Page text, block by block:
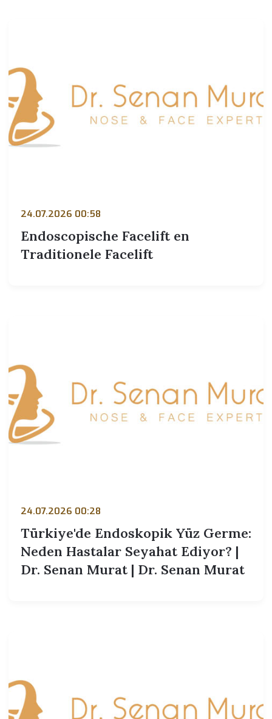
24.07.2026 00:58
Endoscopische Facelift en
Traditionele Facelift
24.07.2026 00:28
Türkiye'de Endoskopik Yüz Germe:
Neden Hastalar Seyahat Ediyor? |
Dr. Senan Murat | Dr. Senan Murat